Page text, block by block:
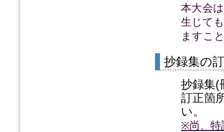
本大会
生じて
ますこ
抄録集の
抄録集(
訂正箇
い。
※尚、特